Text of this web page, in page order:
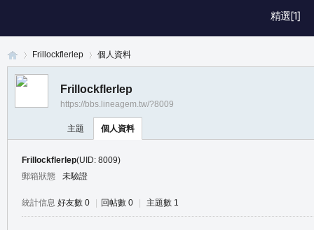
精選[1]
Frillockflerlep 個人資料
Frillockflerlep
https://bbs.lineagem.tw/?8009
主題 個人資料
Frillockflerlep(UID: 8009)
郵箱狀態
未驗證
統計信息 好友數 0 回帖數 0 主題數 1